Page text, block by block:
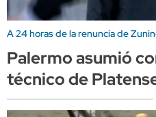
A 24 horas de la renuncia de
Palermo asumió
técnico de